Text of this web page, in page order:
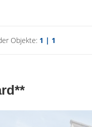
Objekte: 1 | 1